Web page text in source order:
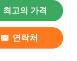
최고의 가격
연락처